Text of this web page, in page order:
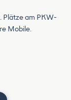
Plätze am PKW-
Mobile.